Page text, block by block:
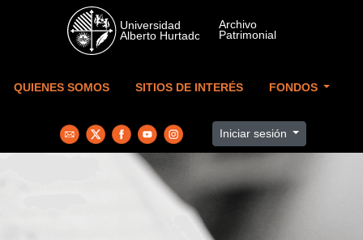
Skip to main content
QUIENES SOMOS SITIOS DE INTERÉS FONDOS
Iniciar sesión